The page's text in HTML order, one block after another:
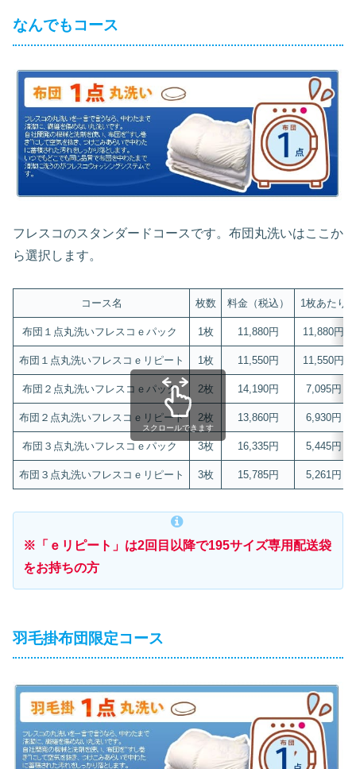
なんでもコース
フレスコのスタンダードコースです。布団丸洗いはここか
ら選択します。
コース名 枚数 料金（税込） 1枚あたり
布団１点丸洗いフレスコｅパック 1枚 11,880円 11,880円
布団１点丸洗いフレスコｅリピート 1枚 11,550円 11,550円
布団２点丸洗いフレスコｅパック 2枚 14,190円 7,095円
布団２点丸洗いフレスコｅリピート 2枚 13,860円 6,930円
布団３点丸洗いフレスコｅパック 3枚 16,335円 5,445円
布団３点丸洗いフレスコｅリピート 3枚 15,785円 5,261円
スクロールできます
※「ｅリピート」は2回目以降で195サイズ専用配送袋
をお持ちの方
羽毛掛布団限定コース